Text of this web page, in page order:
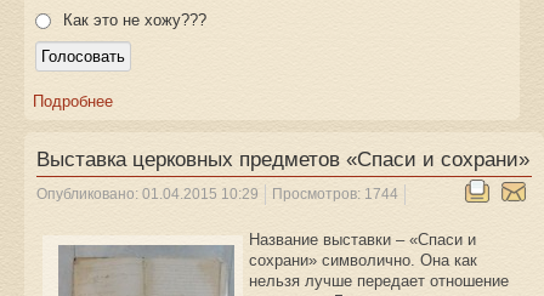
Как это не хожу???
Подробнее
Выставка церковных предметов «Спаси и сохрани»
Опубликовано: 01.04.2015 10:29 Просмотров: 1744
Название выставки – «Спаси и
сохрани» символично. Она как
нельзя лучше передает отношение